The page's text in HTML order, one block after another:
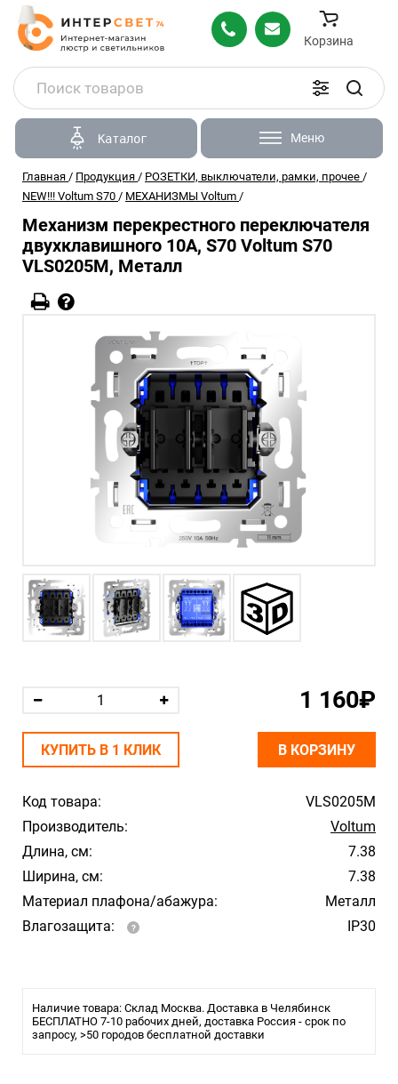
Корзина
Каталог Меню
Главная / Продукция / РОЗЕТКИ, выключатели, рамки, прочее /
NEW!!! Voltum S70 / МЕХАНИЗМЫ Voltum /
Механизм перекрестного переключателя
двухклавишного 10А, S70 Voltum S70
VLS0205M, Металл
Код товара:
VLS0205M
Производитель:
Voltum
Длина, см:
7.38
Ширина, см:
7.38
Материал плафона/абажура:
Металл
Влагозащита:
IP30
Наличие товара: Склад Москва. Доставка в Челябинск
БЕСПЛАТНО 7-10 рабочих дней, доставка Россия - срок по
запросу, >50 городов бесплатной доставки
1 160₽
КУПИТЬ В 1 КЛИК В КОРЗИНУ